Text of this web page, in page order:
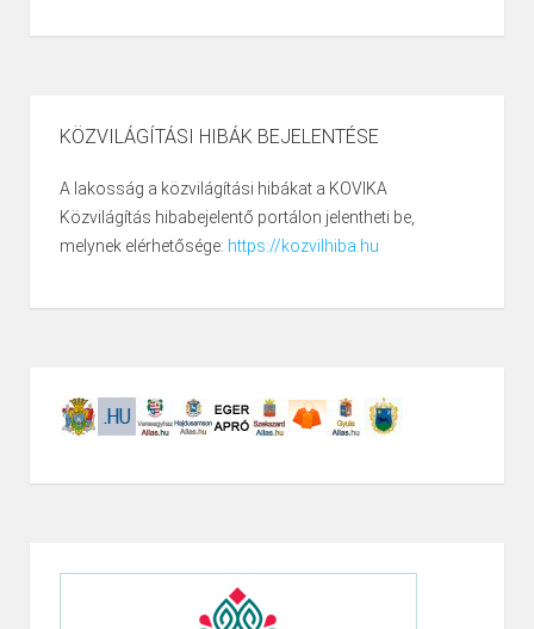
KÖZVILÁGÍTÁSI HIBÁK BEJELENTÉSE
A lakosság a közvilágítási hibákat a KOVIKA
Közvilágítás hibabejelentő portálon jelentheti be,
melynek elérhetősége: https://kozvilhiba.hu